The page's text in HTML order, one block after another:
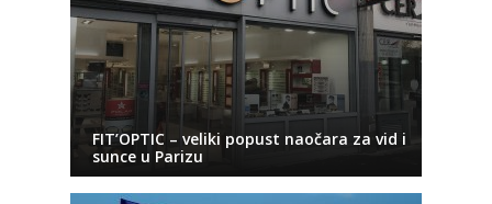
FIT’OPTIC – veliki popust naočara za vid i
sunce u Parizu